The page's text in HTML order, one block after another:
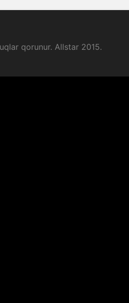
qorunur. Allstar 2015.